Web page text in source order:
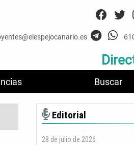
Buscar
Editorial
28 de julio de 2026